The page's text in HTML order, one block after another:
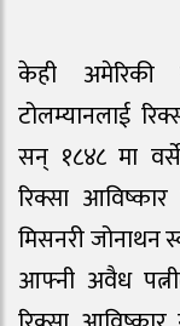
केही अमेरिकी
टोलम्यानलाई
सन् १८४८ मा
रिक्सा
मिसनरी जोनाथन
आफ्नी अवैध